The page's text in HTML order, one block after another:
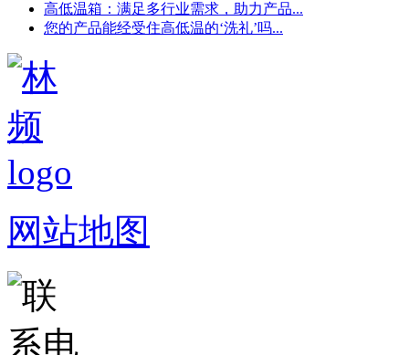
高低温箱：满足多行业需求，助力产品...
您的产品能经受住高低温的‘洗礼’吗...
网站地图